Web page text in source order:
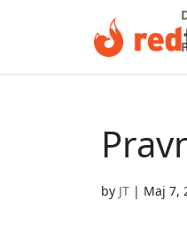
by JT | Maj 7,